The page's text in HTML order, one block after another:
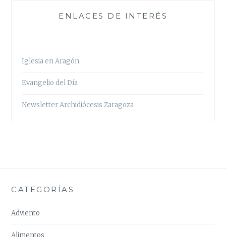
ENLACES DE INTERÉS
Iglesia en Aragón
Evangelio del Día
Newsletter Archidiócesis Zaragoza
CATEGORÍAS
Adviento
Alimentos